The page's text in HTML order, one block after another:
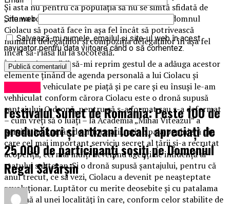
Și asta nu pentru ca populația să nu se simtă sfidată de
„ciuma roșie”, de „partidul stat”, ci pentru ca domnul
Ciolacu să poată face în așa fel încât să potrivească
numărul delegațiilor și compoziția delegațiilor în așa fel
încât să-i iasă lui la socoteală.
Îmi este imposibil să-mi reprim gestul de a adăuga acestor
elemente ținând de agenda personală a lui Ciolacu și
informații vehiculate pe piață și pe care și eu însuși le-am
vehhiculat conform cărora Ciolacu este o dronă supusă
șantajului. O dronă, pentru că s-a format sau s-a deformat
– cum vreți să o luați – la Academia „Mihai Viteazul” a
Serviciului Român de Informații, principala pepinieră din
care cel mai important serviciu secret al țării și-a recrutat
acoperiții, cei mai mulți devenind agenți de influență ai
statului subteran. Și o dronă supusă șantajului, pentru că
anul trecut, ce să vezi, Ciolacu a devenit pe neașteptate
revoluționar. Luptător cu merite deosebite și cu patalama
la mână al unei localități în care, conform celor stabilite de
Site web
Salvează-mi numele, emailul și site-ul web în acest
navigator pentru data viitoare când o să comentez.
Festivalul Suflet de România: Peste 100 de
producători și artizani locali, apreciați de
25.000 de participanți sosiți pe Domeniul
Regal Săvârșin